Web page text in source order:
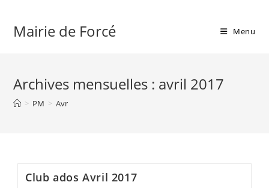
contentMairie de Forcé Menu
Archives mensuelles : avril 2017
> PM > Avr
Club ados Avril 2017